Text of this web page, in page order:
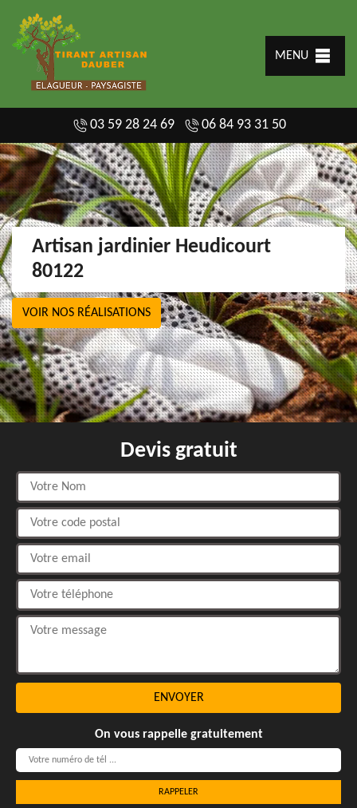
MENU
03 59 28 24 69 06 84 93 31 50
Artisan jardinier Heudicourt
80122
VOIR NOS RÉALISATIONS
Devis gratuit
On vous rappelle gratuitement